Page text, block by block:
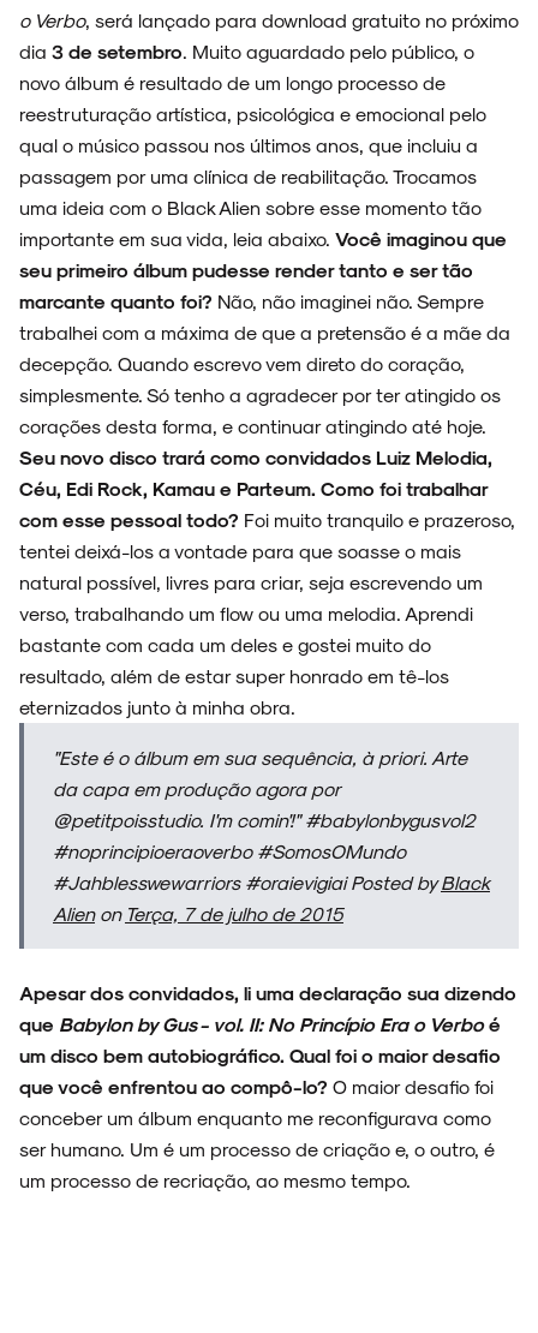
ARQUIVO
ENTREVISTAS
ESPECIAIS
FAIXA A FAIXA
NOVIDADES
NOIZE RECORD CLUB
SOBRE
o Verbo, será lançado para download gratuito no próximo
dia 3 de setembro . Muito aguardado pelo público, o
novo álbum é resultado de um longo processo de
reestruturação artística, psicológica e emocional pelo
qual o músico passou nos últimos anos, que incluiu a
passagem por uma clínica de reabilitação. Trocamos
uma ideia com o Black Alien sobre esse momento tão
importante em sua vida, leia abaixo. Você imaginou que
seu primeiro álbum pudesse render tanto e ser tão
marcante quanto foi? Não, não imaginei não. Sempre
trabalhei com a máxima de que a pretensão é a mãe da
decepção. Quando escrevo vem direto do coração,
simplesmente. Só tenho a agradecer por ter atingido os
corações desta forma, e continuar atingindo até hoje.
Seu novo disco trará como convidados Luiz Melodia,
Céu, Edi Rock, Kamau e Parteum. Como foi trabalhar
com esse pessoal todo? Foi muito tranquilo e prazeroso,
tentei deixá-los a vontade para que soasse o mais
natural possível, livres para criar, seja escrevendo um
verso, trabalhando um flow ou uma melodia. Aprendi
bastante com cada um deles e gostei muito do
resultado, além de estar super honrado em tê-los
eternizados junto à minha obra.
"Este é o álbum em sua sequência, à priori. Arte
da capa em produção agora por
@petitpoisstudio. I'm comin'!" #babylonbygusvol2
#noprincipioeraoverbo #SomosOMundo
#Jahblesswewarriors #oraievigiai Posted byBlack
Alienon Terça, 7 de julho de 2015
Apesar dos convidados, li uma declaração sua dizendo
que Babylon by Gus - vol. II: No Princípio Era o Verboé
um disco bem autobiográfico. Qual foi o maior desafio
que você enfrentou ao compô-lo? O maior desafio foi
conceber um álbum enquanto me reconfigurava como
ser humano. Um é um processo de criação e, o outro, é
um processo de recriação, ao mesmo tempo.